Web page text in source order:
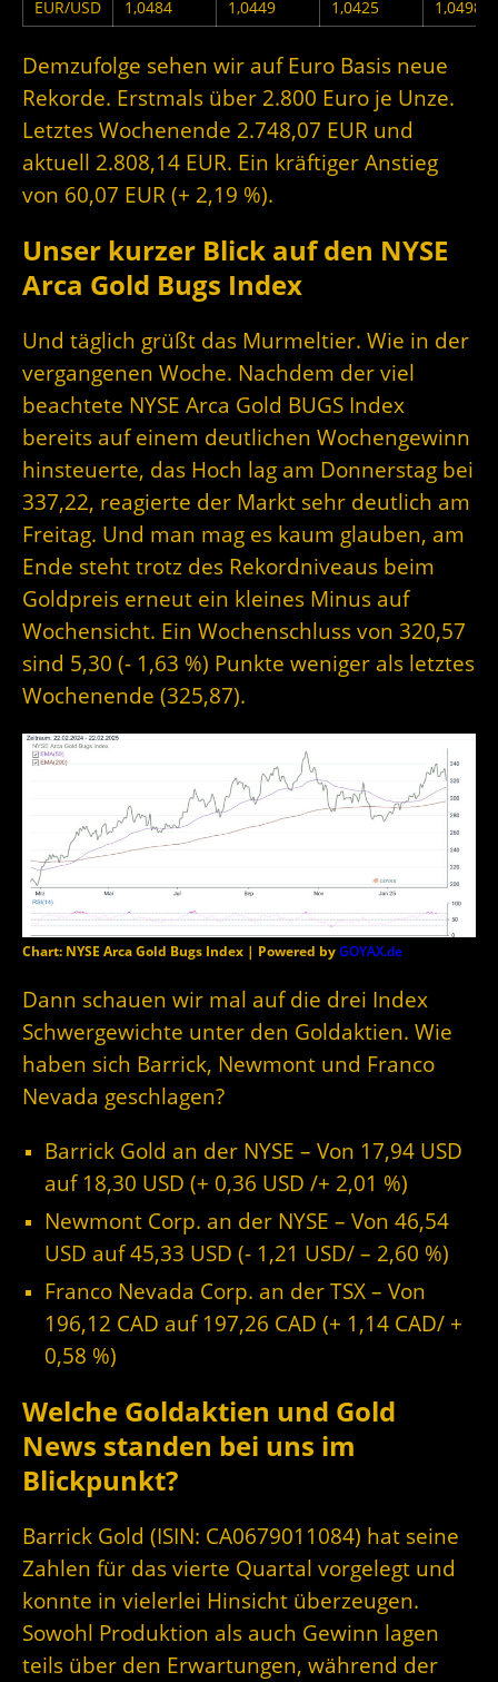
EUR/USD 1,0484 1,0449 1,0425 1,0498
Demzufolge sehen wir auf Euro Basis neue
Rekorde. Erstmals über 2.800 Euro je Unze.
Letztes Wochenende 2.748,07 EUR und
aktuell 2.808,14 EUR. Ein kräftiger Anstieg
von 60,07 EUR (+ 2,19 %).
Unser kurzer Blick auf den NYSE
Arca Gold Bugs Index
Und täglich grüßt das Murmeltier. Wie in der
vergangenen Woche. Nachdem der viel
beachtete NYSE Arca Gold BUGS Index
bereits auf einem deutlichen Wochengewinn
hinsteuerte, das Hoch lag am Donnerstag bei
337,22, reagierte der Markt sehr deutlich am
Freitag. Und man mag es kaum glauben, am
Ende steht trotz des Rekordniveaus beim
Goldpreis erneut ein kleines Minus auf
Wochensicht. Ein Wochenschluss von 320,57
sind 5,30 (- 1,63 %) Punkte weniger als letztes
Wochenende (325,87).
Chart: NYSE Arca Gold Bugs Index | Powered byGOYAX.de
Dann schauen wir mal auf die drei Index
Schwergewichte unter den Goldaktien. Wie
haben sich Barrick, Newmont und Franco
Nevada geschlagen?
Barrick Gold an der NYSE – Von 17,94 USD
auf 18,30 USD (+ 0,36 USD /+ 2,01 %)
Newmont Corp. an der NYSE – Von 46,54
USD auf 45,33 USD (- 1,21 USD/ – 2,60 %)
Franco Nevada Corp. an der TSX – Von
196,12 CAD auf 197,26 CAD (+ 1,14 CAD/ +
0,58 %)
Welche Goldaktien und Gold
News standen bei uns im
Blickpunkt?
Barrick Gold (ISIN: CA0679011084) hat seine
Zahlen für das vierte Quartal vorgelegt und
konnte in vielerlei Hinsicht überzeugen.
Sowohl Produktion als auch Gewinn lagen
teils über den Erwartungen, während der